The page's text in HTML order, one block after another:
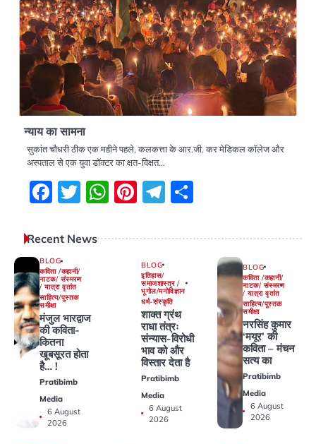
न्याय का सामना
सुकांत चौधरी ठीक एक महीने पहले, कलकत्ता के आर.जी. कर मेडिकल कॉलेज और
अस्पताल से एक युवा डॉक्टर का क्षत-विक्षत…
Facebook
Twitter
WhatsApp
Pinterest
Telegram
Recent News
BLOG
कविता /कहानी/
नाटक/ संस्मरण
/ यात्रा वृतांत
साहित्य/पुस्तक
समीक्षा
मंजुल भारद्वाज
की कविता-
कितना
खूबसूरत होता
है… !
Pratibimb
Media
6 August
2026
BLOG
इतिहास/
समाजशास्त्र /
भूगोल/मनोविज्ञान
धर्म-संस्कृति
शाक्त ग्रंथ
राधा तंत्रः
संन्यास-विरोधी
भाव को और
विस्तार देता है
Pratibimb
Media
6 August
2026
BLOG
कविता /कहानी/
नाटक/ संस्मरण
/ यात्रा वृतांत
साहित्य/पुस्तक
समीक्षा
नरसिंह कुमार
‘मयूर’ की
कविता – मंचन
सत्य का
Pratibimb
Media
6 August
2026